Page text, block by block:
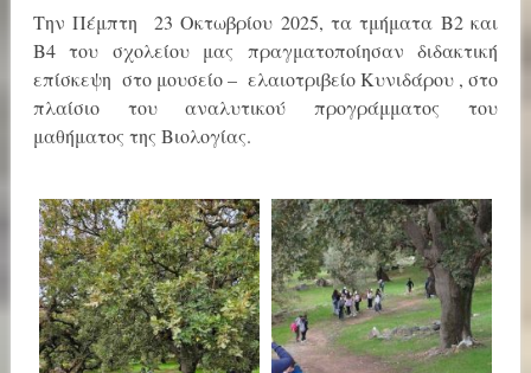
Την Πέμπτη 23 Οκτωβρίου 2025, τα τμήματα Β2 και
Β4 του σχολείου μας πραγματοποίησαν διδακτική
επίσκεψη στο μουσείο – ελαιοτριβείο Κυνιδάρου , στο
πλαίσιο του αναλυτικού προγράμματος του
μαθήματος της Βιολογίας.